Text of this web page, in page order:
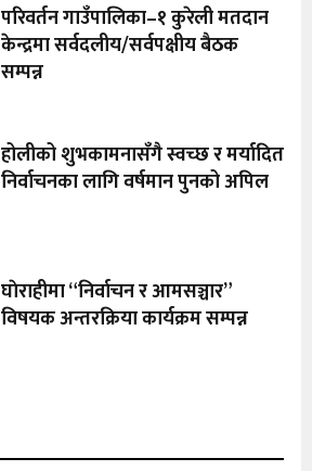
परिवर्तन गाउँपालिका–१ कुरेली मतदान
केन्द्रमा सर्वदलीय/सर्वपक्षीय बैठक
सम्पन्न
होलीको शुभकामनासँगै स्वच्छ र मर्यादित
निर्वाचनका लागि वर्षमान पुनको अपिल
घाेराहीमा “निर्वाचन र आमसञ्चार”
विषयक अन्तरक्रिया कार्यक्रम सम्पन्न